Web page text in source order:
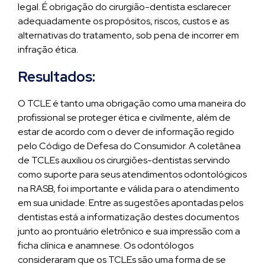
legal. É obrigação do cirurgião-dentista esclarecer
adequadamente os propósitos, riscos, custos e as
alternativas do tratamento, sob pena de incorrer em
infração ética.
Resultados:
O TCLE é tanto uma obrigação como uma maneira do
profissional se proteger ética e civilmente, além de
estar de acordo com o dever de informação regido
pelo Código de Defesa do Consumidor. A coletânea
de TCLEs auxiliou os cirurgiões-dentistas servindo
como suporte para seus atendimentos odontológicos
na RASB, foi importante e válida para o atendimento
em sua unidade. Entre as sugestões apontadas pelos
dentistas está a informatização destes documentos
junto ao prontuário eletrônico e sua impressão com a
ficha clínica e anamnese. Os odontólogos
consideraram que os TCLEs são uma forma de se